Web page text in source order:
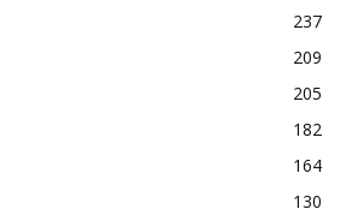
237
209
205
182
164
130